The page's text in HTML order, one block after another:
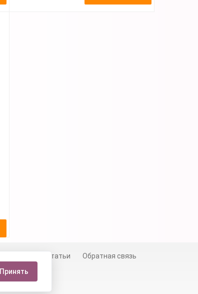
Статьи
Обратная связь
Принять